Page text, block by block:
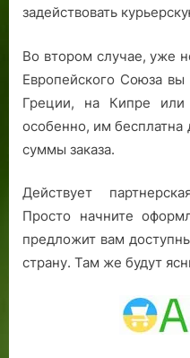
задействовать
Во втором случае, уже
Европейского Союза
Греции, на Кипре или
особенно, им бесплатна
суммы заказа.
Действует
Просто начните
предложит вам
страну. Там же будут